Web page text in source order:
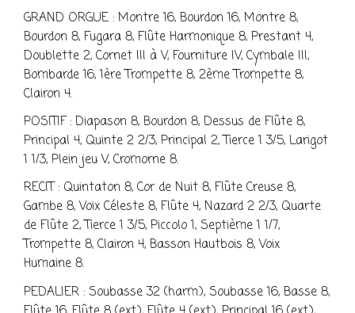
GRAND ORGUE : Montre 16, Bourdon 16, Montre 8,
Bourdon 8, Fugara 8, Flûte Harmonique 8, Prestant 4,
Doublette 2, Cornet III à V, Fourniture IV, Cymbale III,
Bombarde 16, 1ère Trompette 8, 2ème Trompette 8,
Clairon 4.
POSITIF : Diapason 8, Bourdon 8, Dessus de Flûte 8,
Principal 4, Quinte 2 2/3, Principal 2, Tierce 1 3/5, Larigot
1 1/3, Plein jeu V, Cromorne 8.
RECIT : Quintaton 8, Cor de Nuit 8, Flûte Creuse 8,
Gambe 8, Voix Céleste 8, Flûte 4, Nazard 2 2/3, Quarte
de Flûte 2, Tierce 1 3/5, Piccolo 1, Septième 1 1/7,
Trompette 8, Clairon 4, Basson Hautbois 8, Voix
Humaine 8.
PEDALIER : Soubasse 32 (harm.), Soubasse 16, Basse 8,